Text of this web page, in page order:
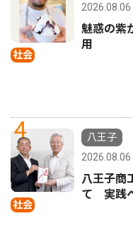
社会
2026.08.06
魅惑の紫
用
4
社会
八王子
2026.08.06
八王子商
て 実践